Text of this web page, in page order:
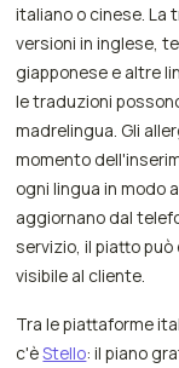
italiano o cinese. La
versioni in inglese,
giapponese e altre
le traduzioni
madrelingua. Gli
momento
ogni lingua in modo
aggiornano dal
servizio, il piatto
visibile al cliente.
Tra le piattaforme
c'èStello: il piano